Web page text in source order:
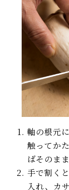
軸の根元
触ってか
ばそのま
手で割く
入れ、カ